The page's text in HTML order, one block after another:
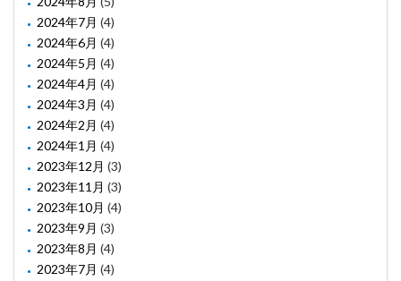
2024年7月 (4)
2024年6月 (4)
2024年5月 (4)
2024年4月 (4)
2024年3月 (4)
2024年2月 (4)
2024年1月 (4)
2023年12月 (3)
2023年11月 (3)
2023年10月 (4)
2023年9月 (3)
2023年8月 (4)
2023年7月 (4)